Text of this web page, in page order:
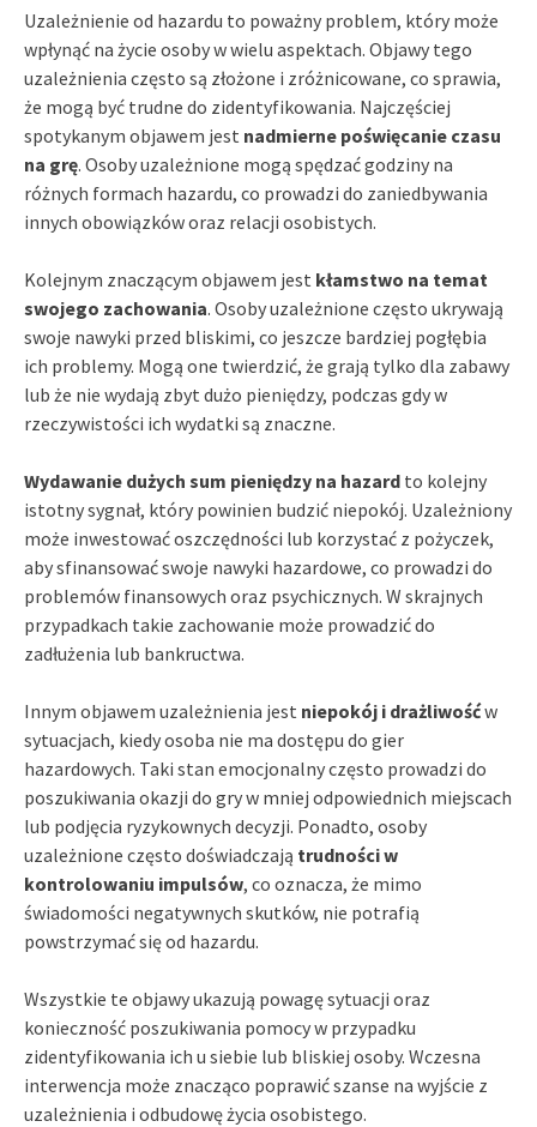
Uzależnienie od hazardu to poważny problem, który może
wpłynąć na życie osoby w wielu aspektach. Objawy tego
uzależnienia często są złożone i zróżnicowane, co sprawia,
że mogą być trudne do zidentyfikowania. Najczęściej
spotykanym objawem jest nadmierne poświęcanie czasu
na grę. Osoby uzależnione mogą spędzać godziny na
różnych formach hazardu, co prowadzi do zaniedbywania
innych obowiązków oraz relacji osobistych.
Kolejnym znaczącym objawem jest kłamstwo na temat
swojego zachowania. Osoby uzależnione często ukrywają
swoje nawyki przed bliskimi, co jeszcze bardziej pogłębia
ich problemy. Mogą one twierdzić, że grają tylko dla zabawy
lub że nie wydają zbyt dużo pieniędzy, podczas gdy w
rzeczywistości ich wydatki są znaczne.
Wydawanie dużych sum pieniędzy na hazard to kolejny
istotny sygnał, który powinien budzić niepokój. Uzależniony
może inwestować oszczędności lub korzystać z pożyczek,
aby sfinansować swoje nawyki hazardowe, co prowadzi do
problemów finansowych oraz psychicznych. W skrajnych
przypadkach takie zachowanie może prowadzić do
zadłużenia lub bankructwa.
Innym objawem uzależnienia jest niepokój i drażliwośćw
sytuacjach, kiedy osoba nie ma dostępu do gier
hazardowych. Taki stan emocjonalny często prowadzi do
poszukiwania okazji do gry w mniej odpowiednich miejscach
lub podjęcia ryzykownych decyzji. Ponadto, osoby
uzależnione często doświadczają trudności w
kontrolowaniu impulsów, co oznacza, że mimo
świadomości negatywnych skutków, nie potrafią
powstrzymać się od hazardu.
Wszystkie te objawy ukazują powagę sytuacji oraz
konieczność poszukiwania pomocy w przypadku
zidentyfikowania ich u siebie lub bliskiej osoby. Wczesna
interwencja może znacząco poprawić szanse na wyjście z
uzależnienia i odbudowę życia osobistego.